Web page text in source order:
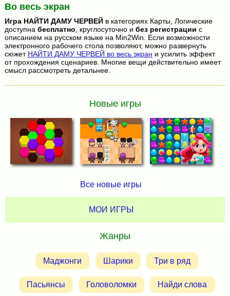
Во весь экран
Игра НАЙТИ ДАМУ ЧЕРВЕЙв категориях Карты, Логические
доступна бесплатно , круглосуточно и без регистрации с
описанием на русском языке на Min2Win. Если возможности
электронного рабочего стола позволяют, можно развернуть
сюжет НАЙТИ ДАМУ ЧЕРВЕЙ во весь экран и усилить эффект
от прохождения сценариев. Многие вещи действительно имеет
смысл рассмотреть детальнее.
Новые игры
Все новые игры
МОИ ИГРЫ
Жанры
Маджонги Шарики Три в ряд
Пасьянсы Головоломки Найди слова